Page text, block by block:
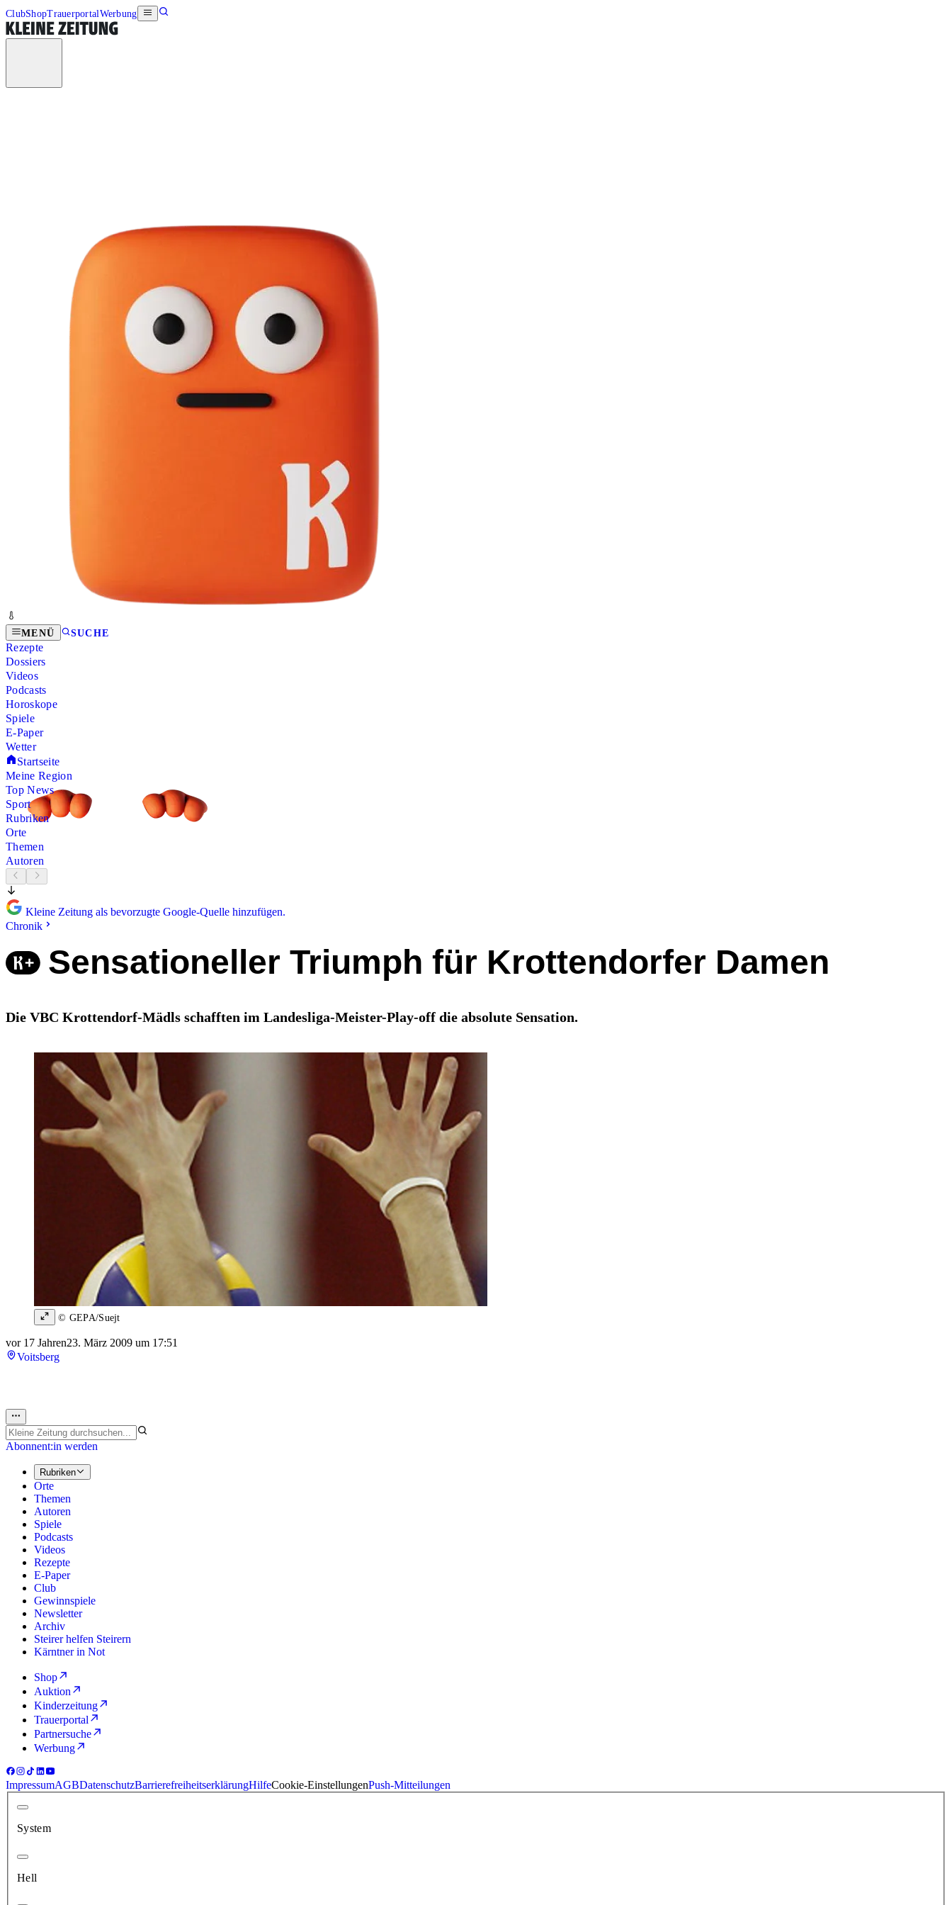
ClubShopTrauerportalWerbung
MENÜ SUCHE
Rezepte
Dossiers
Videos
Podcasts
Horoskope
Spiele
E-Paper
Wetter
Startseite
Meine Region
Top News
Sport
Rubriken
Orte
Themen
Autoren
Kleine Zeitung als bevorzugte Google-Quelle hinzufügen.
Chronik
Sensationeller Triumph für Krottendorfer Damen
Die VBC Krottendorf-Mädls schafften im Landesliga-Meister-Play-off die absolute Sensation.
© GEPA/Suejt
vor 17 Jahren23. März 2009 um 17:51
Voitsberg
Abonnent:in werden
Rubriken
Orte
Themen
Autoren
Spiele
Podcasts
Videos
Rezepte
E-Paper
Club
Gewinnspiele
Newsletter
Archiv
Steirer helfen Steirern
Kärntner in Not
Shop
Auktion
Kinderzeitung
Trauerportal
Partnersuche
Werbung
ImpressumAGBDatenschutzBarrierefreiheitserklärungHilfeCookie-EinstellungenPush-Mitteilungen
System
Hell